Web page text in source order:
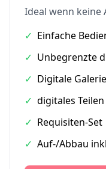
Ideal wenn keine
✓ Einfache
✓ Unbegrenzte
✓ Digitale
✓ digitales
✓ Requisiten-Set
✓ Auf-/Abbau